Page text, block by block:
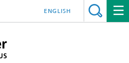
ENGLISH